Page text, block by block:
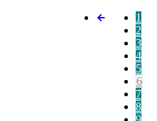
1
2
3
4
5
6
7
8